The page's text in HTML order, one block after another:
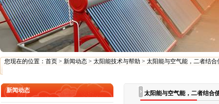
您现在的位置： 首页 > 新闻动态 > 太阳能技术与帮助 > 太阳能与空气能，二者结合
新闻动态 太阳能与空气能，二者结合